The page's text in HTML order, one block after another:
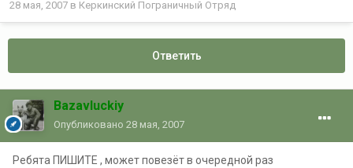
28 мая, 2007 в Керкинский Пограничный Отряд
Ответить
Bazavluckiy
Опубликовано 28 мая, 2007
Ребята ПИШИТЕ , может повезёт в очередной раз